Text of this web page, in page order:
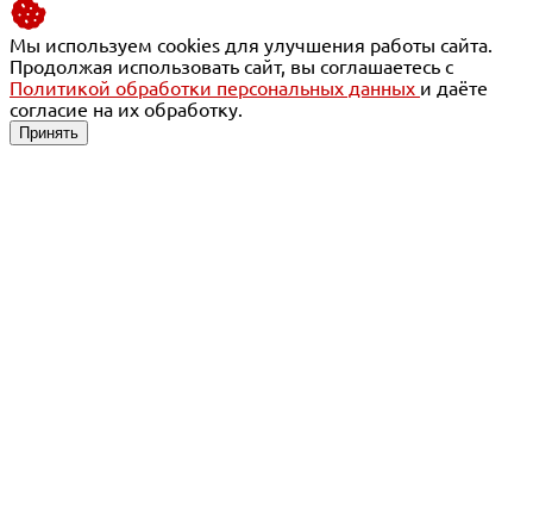
Мы используем cookies для улучшения работы сайта.
Продолжая использовать сайт, вы соглашаетесь с
Политикой обработки персональных данных и даёте
согласие на их обработку.
Принять